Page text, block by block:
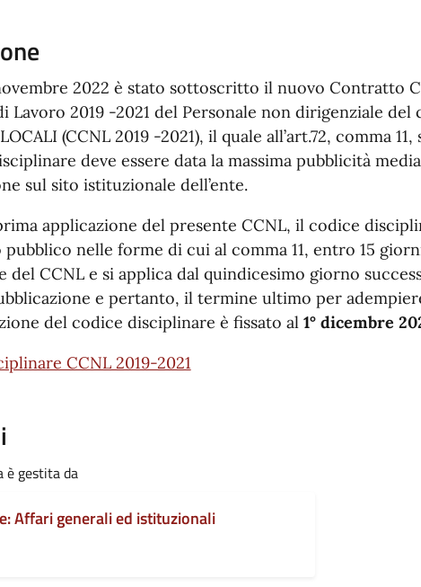
2022 è stato sottoscritto il nuovo Contratto
Lavoro 2019 -2021 del Personale non dirigenziale del
(CCNL 2019 -2021), il quale all’art.72, comma
deve essere data la massima pubblicità
sul sito istituzionale dell’ente.
applicazione del presente CCNL, il codice
pubblico nelle forme di cui al comma 11, entro 15
del CCNL e si applica dal quindicesimo giorno
e pertanto, il termine ultimo per
del codice disciplinare è fissato al 1° dicembre
CCNL 2019-2021
è gestita da
Affari generali ed istituzionali